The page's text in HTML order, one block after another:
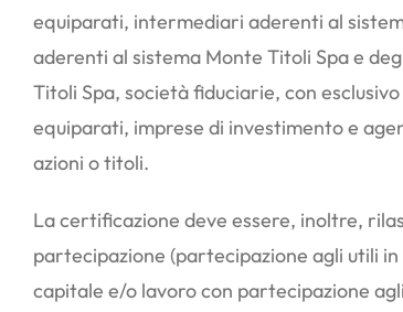
equiparati, intermediari aderenti al
aderenti al sistema Monte Titoli Spa e
Titoli Spa, società fiduciarie, con
equiparati, imprese di investimento e
azioni o titoli.
La certificazione deve essere, inoltre,
partecipazione (partecipazione agli utili
capitale e/o lavoro con partecipazione